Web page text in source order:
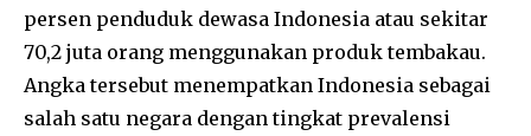
persen penduduk dewasa Indonesia atau sekitar
70,2 juta orang menggunakan produk tembakau.
Angka tersebut menempatkan Indonesia sebagai
salah satu negara dengan tingkat prevalensi